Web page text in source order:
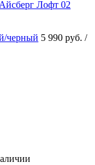
черный 5 990 руб. /